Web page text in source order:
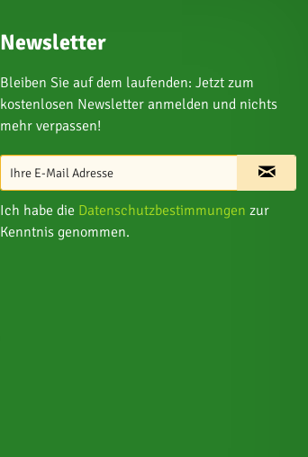
Newsletter
Bleiben Sie auf dem laufenden: Jetzt zum
kostenlosen Newsletter anmelden und nichts
mehr verpassen!
Ich habe die Datenschutzbestimmungen zur
Kenntnis genommen.